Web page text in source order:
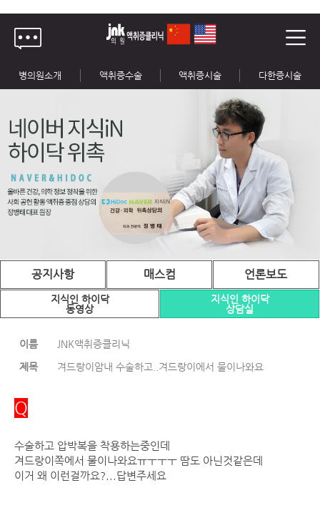
병의원소개 액취증수술 액취증시술 다한증시술
공지사항 매스컴 언론보도
지식인 하이닥
동영상
지식인 하이닥
상담실
이름
JNK액취증클리닉
제목
겨드랑이암내 수술하고..겨드랑이에서 물이나와요
Q
수술하고 압박복을 착용하는중인데
겨드랑이쪽에서 물이나와요ㅠㅜㅜㅜ 땀도 아닌것같은데
이거 왜 이런걸까요?...답변주세요